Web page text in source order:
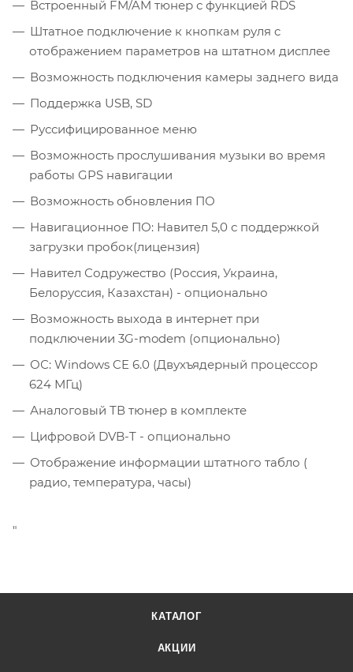
Встроенный FM/AM тюнер с функцией RDS
Штатное подключение к кнопкам руля c
отображением параметров на штатном дисплее
Возможность подключения камеры заднего вида
Поддержка USB, SD
Руссифицированное меню
Возможность прослушивания музыки во время
работы GPS навигации
Возможность обновления ПО
Навигационное ПО: Навител 5,0 с поддержкой
загрузки пробок(лицензия)
Навител Содружество (Россия, Украина,
Белоруссия, Казахстан) - опционально
Возможность выхода в интернет при
подключении 3G-modem (опционально)
ОС: Windows CE 6.0 (Двухъядерный процессор
624 МГц)
Аналоговый ТВ тюнер в комплекте
Цифровой DVB-T - опционально
Отображение информации штатного табло (
радио, температура, часы)
"
КАТАЛОГ
АКЦИИ